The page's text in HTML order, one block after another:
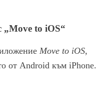
to iOS“
Move to iOS,
от Android към iPhone.